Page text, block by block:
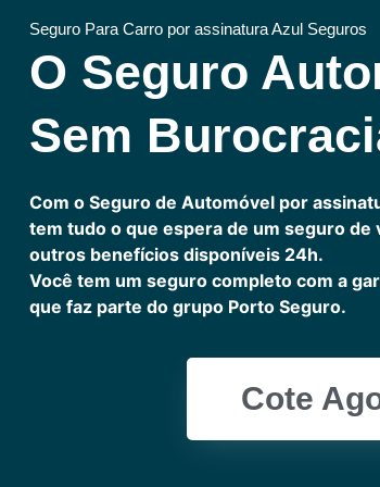
Seguro Para Carro por assinatura Azul Seguros
O Seguro
Sem
Com o Seguro de Automóvel por
tem tudo o que espera de um seguro de
outros benefícios disponíveis 24h.
Você tem um seguro completo com a
que faz parte do grupo Porto Seguro.
Cote